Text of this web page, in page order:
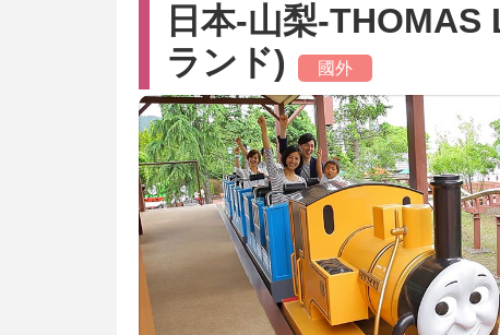
日本-山梨-
ランド)
國外